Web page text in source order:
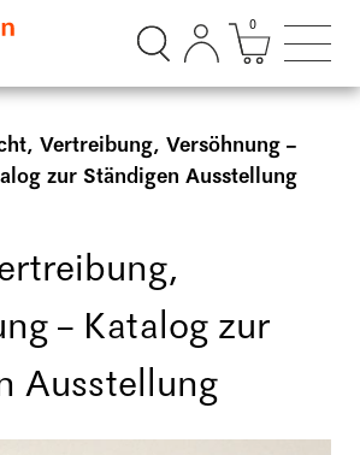
Suchdialog öffnen
Mini
0
Vertreibung, Versöhnung –
zur Ständigen Ausstellung
– Katalog zur
Ausstellung